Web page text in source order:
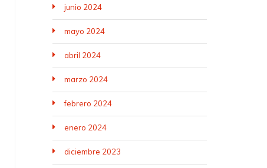
junio 2024
mayo 2024
abril 2024
marzo 2024
febrero 2024
enero 2024
diciembre 2023